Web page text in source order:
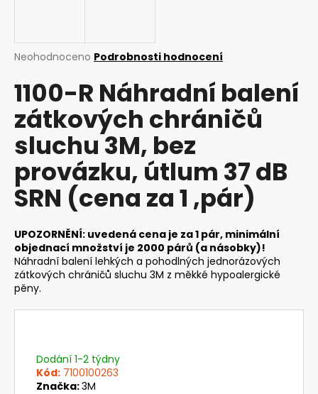
Průměrné
produktu
z
5
hvězdiček.
Neohodnoceno Podrobnosti hodnocení
1100-R Náhradní balení
zátkových chráničů
sluchu 3M, bez
provázku, útlum 37 dB
SRN (cena za 1 ,pár)
UPOZORNĚNÍ: uvedená cena je za 1 pár, minimální
objednací množství je 2000 párů (a násobky)!
Náhradní balení lehkých a pohodlných jednorázových
zátkových chráničů sluchu 3M z měkké hypoalergické
pěny.
Dodání 1-2 týdny
Kód: 7100100263
Značka:3M
j
í
?
HLEDAT
D
o
p
o
r
u